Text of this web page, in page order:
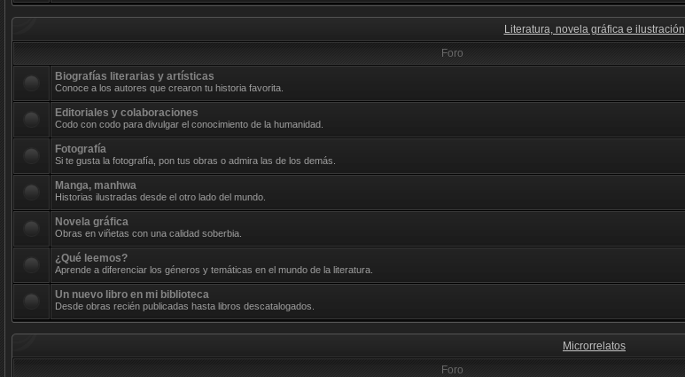
Literatura, novela gráfica e ilustración
Foro
Biografías literarias y artísticas
Conoce a los autores que crearon tu historia favorita.
Editoriales y colaboraciones
Codo con codo para divulgar el conocimiento de la humanidad.
Fotografía
Si te gusta la fotografía, pon tus obras o admira las de los demás.
Manga, manhwa
Historias ilustradas desde el otro lado del mundo.
Novela gráfica
Obras en viñetas con una calidad soberbia.
¿Qué leemos?
Aprende a diferenciar los géneros y temáticas en el mundo de la literatura.
Un nuevo libro en mi biblioteca
Desde obras recién publicadas hasta libros descatalogados.
Microrrelatos
Foro